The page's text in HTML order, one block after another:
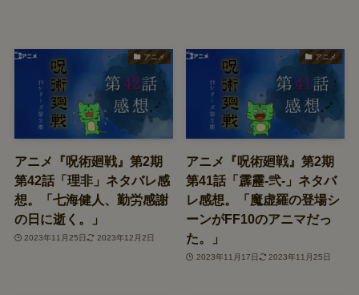
アニメ
アニメ『呪術廻戦』第2期
第42話「理非」ネタバレ感
想。「七海健人、勤労感謝
の日に逝く。」
2023年11月25日 2023年12月2日
アニメ
アニメ『呪術廻戦』第2期
第41話「霹靂-弐-」ネタバ
レ感想。「魔虚羅の登場シ
ーンがFF10のアニマだっ
た。」
2023年11月17日 2023年11月25日